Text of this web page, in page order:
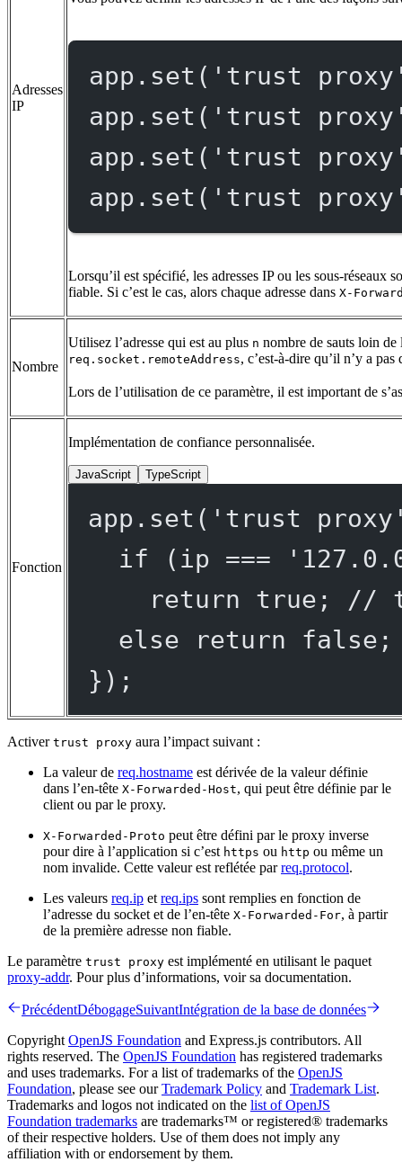
Adresses
IP
app. set ( 'trust
app. set ( 'trust
app. set ( 'trust
app. set ( 'trust
Lorsqu’il est spécifié, les adresses IP ou les sous-réseaux
fiable. Si c’est le cas, alors chaque adresse dans X-
Nombre
Utilisez l’adresse qui est au plus n nombre de sauts loin
req.socket.remoteAddress, c’est-à-dire qu’il n’y a
Lors de l’utilisation de ce paramètre, il est important de
Fonction
Implémentation de confiance personnalisée.
JavaScript TypeScript
app. set ( 'trust
if (ip ===
return
true ;
//
else
return false ;
});
Activer trust proxy aura l’impact suivant :
La valeur de req.hostname est dérivée de la valeur définie
dans l’en-tête X-Forwarded-Host, qui peut être définie par le
client ou par le proxy.
X-Forwarded-Proto peut être défini par le proxy inverse
pour dire à l’application si c’est https ou http ou même un
nom invalide. Cette valeur est reflétée parreq.protocol.
Les valeurs req.ip et req.ips sont remplies en fonction de
l’adresse du socket et de l’en-tête X-Forwarded-For, à partir
de la première adresse non fiable.
Le paramètre trust proxy est implémenté en utilisant le paquet
proxy-addr. Pour plus d’informations, voir sa documentation.
PrécédentDébogageSuivantIntégration de la base de données
Copyright OpenJS Foundation and Express.js contributors. All
rights reserved. The OpenJS Foundation has registered trademarks
and uses trademarks. For a list of trademarks of the OpenJS
Foundation, please see ourTrademark Policy and Trademark List.
Trademarks and logos not indicated on the list of OpenJS
Foundation trademarks are trademarks™ or registered® trademarks
of their respective holders. Use of them does not imply any
affiliation with or endorsement by them.